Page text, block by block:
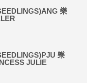
樂
樂
JULIE